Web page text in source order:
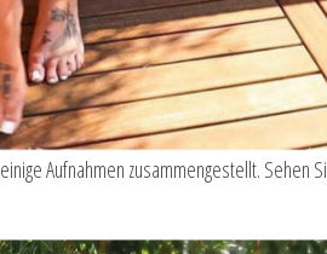
Aufnahmen zusammengestellt. Sehen